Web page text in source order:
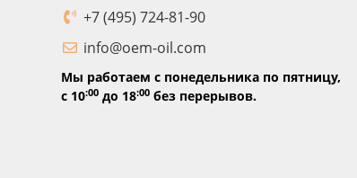
+7 (495) 724-81-90
info@oem-oil.com
Мы работаем с понедельника по пятницу,
с 10:00до 18:00без перерывов.